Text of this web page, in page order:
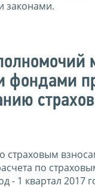
законами.
страховым
по
- 1 квартал 2017